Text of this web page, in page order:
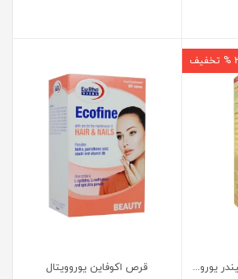
شربت مولتی ویتامین کیندر یوروویتال قرص اکوفاین یوروویتال